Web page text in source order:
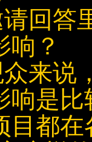
回答
响？
来说
响是
目都